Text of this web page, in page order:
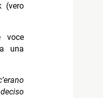
(vero
voce
una